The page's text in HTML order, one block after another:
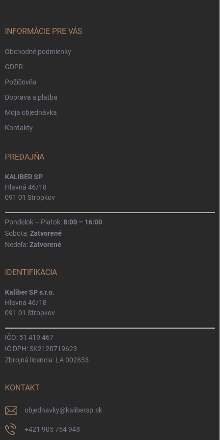
INFORMÁCIE PRE VÁS
Obchodné podmienky
GDPR
Požičovňa
Doprava a platba
Moja objednávka
Kontakty
PREDAJŇA
KALIBER SP
Hlavná 46/18
091 01 Stropkov
Pondelok – Piatok:8:00 – 16:00
Sobota:Zatvorené
Nedeľa:Zatvorené
IDENTIFIKÁCIA
Kaliber SP s.r.o.
Hlavná 46/18
091 01 Stropkov
IČO: 51 419 467
IČ DPH: SK2120719623
Zbrojná licencia: LA 002853
KONTAKT
objednavky@kalibersp.sk
+421 905 754 948